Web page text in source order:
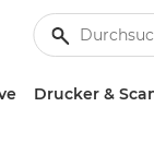
Drucker &